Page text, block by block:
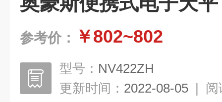
参考价： ￥802~802
型号： NV422ZH
更新时间： 2022-08-05 | 阅